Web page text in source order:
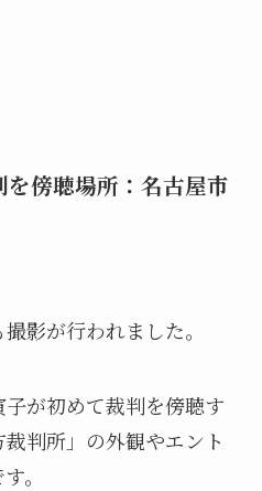
を傍聴場所：名古屋市
影が行われました。
が初めて裁判を傍聴す
判所」の外観やエント
。